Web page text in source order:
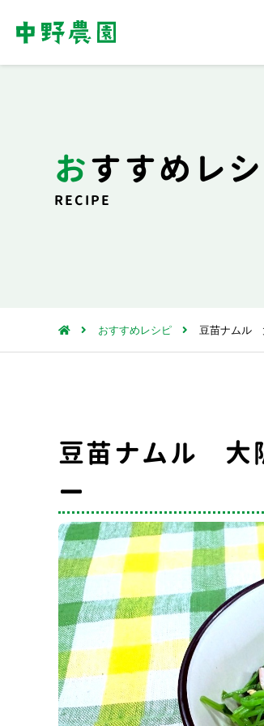
おすすめレ
RECIPE
おすすめレシピ 豆苗ナムル
豆苗ナムル 大
ー